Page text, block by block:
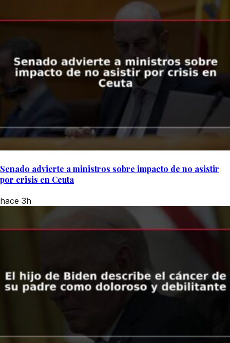
Senado advierte a ministros sobre impacto de no asistir
por crisis en Ceuta
hace 3h